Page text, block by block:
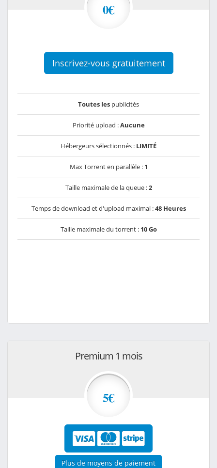
0€
Inscrivez-vous gratuitement
Toutes les publicités
Priorité upload :Aucune
Hébergeurs sélectionnés : LIMITÉ
Max Torrent en parallèle : 1
Taille maximale de la queue :2
Temps de download et d'upload maximal :48 Heures
Taille maximale du torrent : 10 Go
Premium 1 mois
5€
Plus de moyens de paiement